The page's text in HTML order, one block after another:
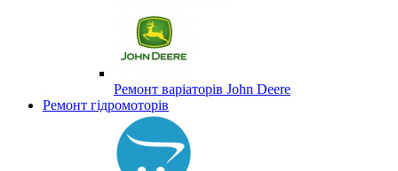
Ремонт варіаторів John Deere
Ремонт гідромоторів